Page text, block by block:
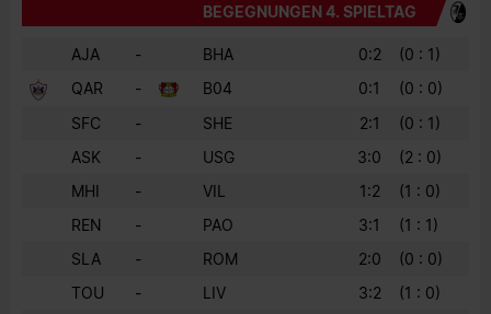
BEGEGNUNGEN 4. SPIELTAG
AJA - BHA 0:2
(0 : 1)
QAR
- B04 0:1
(0 : 0)
SFC
- SHE 2:1
(0 : 1)
ASK
- USG 3:0
(2 : 0)
MHI
- VIL 1:2
(1 : 0)
REN
- PAO 3:1
(1 : 1)
SLA
- ROM 2:0
(0 : 0)
TOU
- LIV 3:2
(1 : 0)